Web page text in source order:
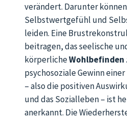
verändert. Darunter
Selbstwertgefühl und
leiden. Eine
beitragen, das seelische
körperlicheWohlbefinden
psychosoziale Gewinn
– also die positiven
und das Sozialleben – ist
anerkannt. Die